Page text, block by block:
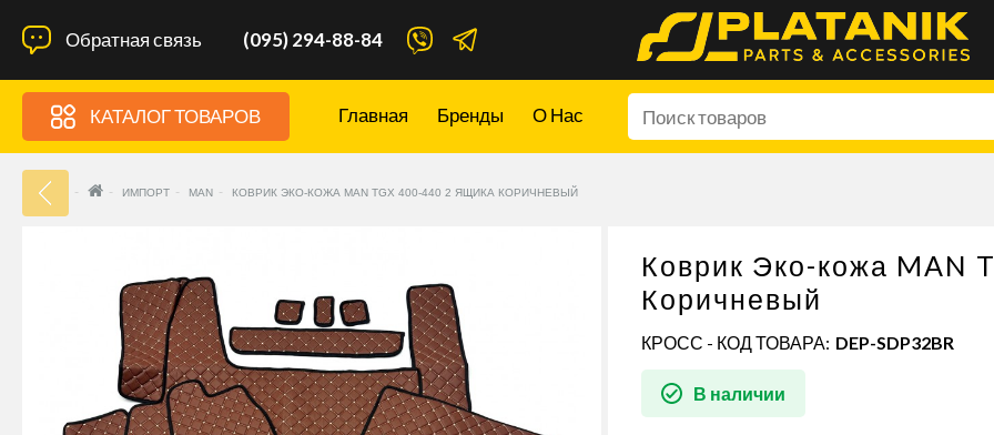
Обратная связь (095) 294-88-84
КАТАЛОГ ТОВАРОВ Главная Бренды О Нас
ИМПОРТ MAN КОВРИК ЭКО-КОЖА MAN TGX 400-440 2 ЯЩИКА КОРИЧНЕВЫЙ
Коврик Эко-кожа MAN
Коричневый
КРОСС - КОД ТОВАРА: DEP-SDP32BR
В наличии